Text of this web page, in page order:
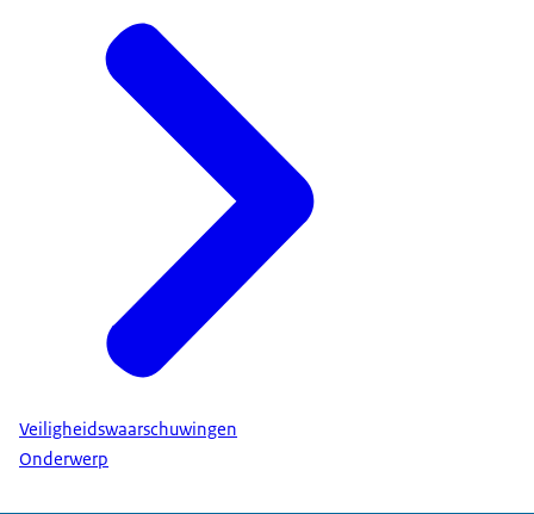
Veiligheidswaarschuwingen
Onderwerp